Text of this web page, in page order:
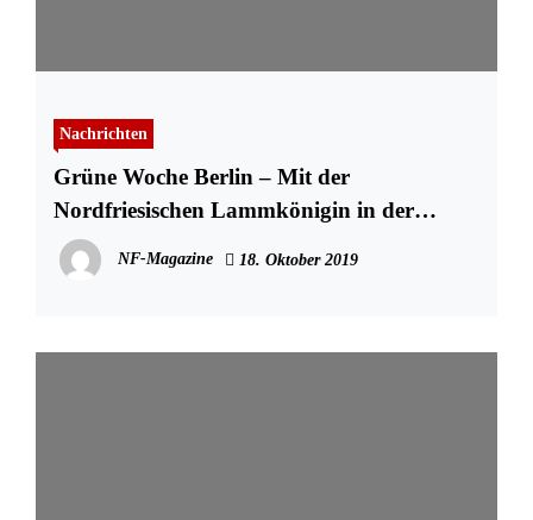
Nachrichten
Grüne Woche Berlin – Mit der
Nordfriesischen Lammkönigin in der
Hauptstadt
NF-Magazine 18. Oktober 2019